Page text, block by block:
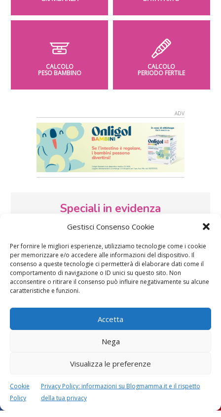
Gestisci Consenso Cookie
Per fornire le migliori esperienze, utilizziamo tecnologie come i cookie
per memorizzare e/o accedere alle informazioni del dispositivo. Il
consenso a queste tecnologie ci permetterà di elaborare dati come il
comportamento di navigazione o ID unici su questo sito. Non
acconsentire o ritirare il consenso può influire negativamente su alcune
caratteristiche e funzioni.
Accetta
Nega
Visualizza le preferenze
Cookie
Policy
Privacy Policy: informazioni su Blogmamma.it e il rispetto
della tua privacy
CALCOLO
PESO BAMBINO
CALCOLO
PERIODO FERTILE
Speciali in evidenza
Vaccini
lavoretti, biglietti
d’auguri, filastrocche
gravidanza